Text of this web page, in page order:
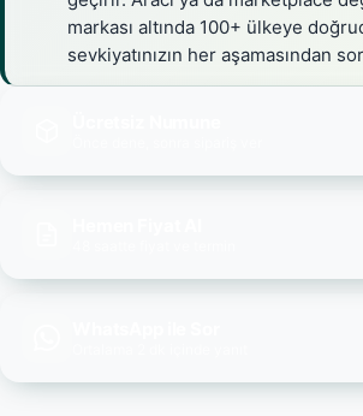
markası altında 100+ ülkeye
sevkiyatınızın her aşamasından